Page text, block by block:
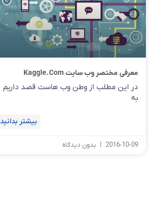
معرفی مختصر وب سایت Kaggle.com
در این مطلب از وطن وب هاست قصد داریم
به
بیشتر بدانید
2016-10-09 بدون دیدگاه